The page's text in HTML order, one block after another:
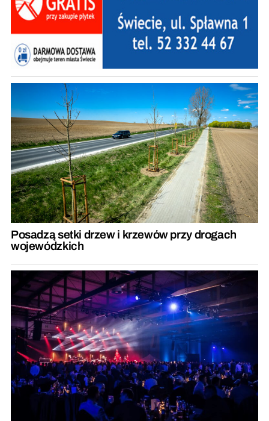
Posadzą setki drzew i krzewów przy drogach
wojewódzkich